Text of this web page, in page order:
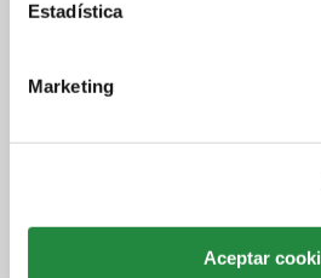
Estadística
Marketing
Aceptar